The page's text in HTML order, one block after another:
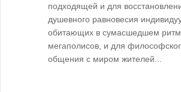
подходящей и для
душевного равновесия
обитающих в сумасшедшем
мегаполисов, и для
общения с миром жителей...